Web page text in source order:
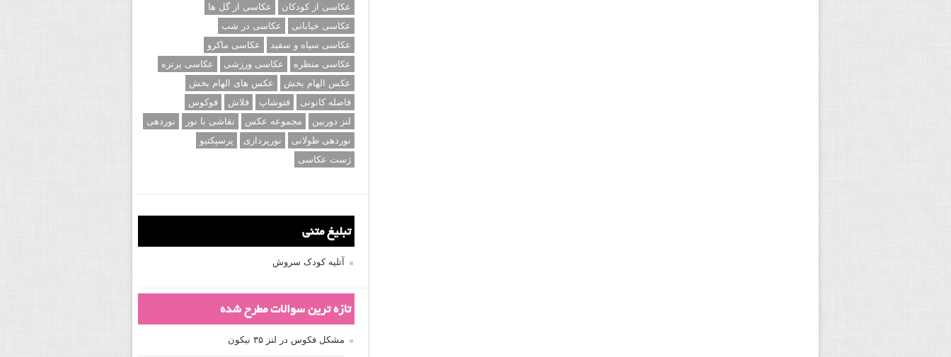
عکاسی از کودکان
عکاسی از گل ها
عکاسی خیابانی
عکاسی در شب
عکاسی سیاه و سفید
عکاسی ماکرو
عکاسی منظره
عکاسی ورزشی
عکاسی پرتره
عکس الهام بخش
عکس های الهام بخش
فاصله کانونی
فتوشاپ فلاش
فوکوس
لنز دوربین
مجموعه عکس نقاشی با نور
نوردهی
نوردهی طولانی
نورپردازی
پرسپکتیو
ژست عکاسی
تبلیغ متنی
آتلیه کودک سروش
تازه ترین سوالات مطرح شده
مشکل فکوس در لنز ۳۵ نیکون